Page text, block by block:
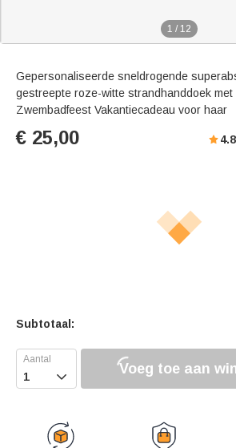
1 / 12
Gepersonaliseerde sneldrogende
gestreepte roze-witte strandhanddoek met
Zwembadfeest Vakantiecadeau voor haar
€ 25,00
Subtotaal:
 Voeg toe aan